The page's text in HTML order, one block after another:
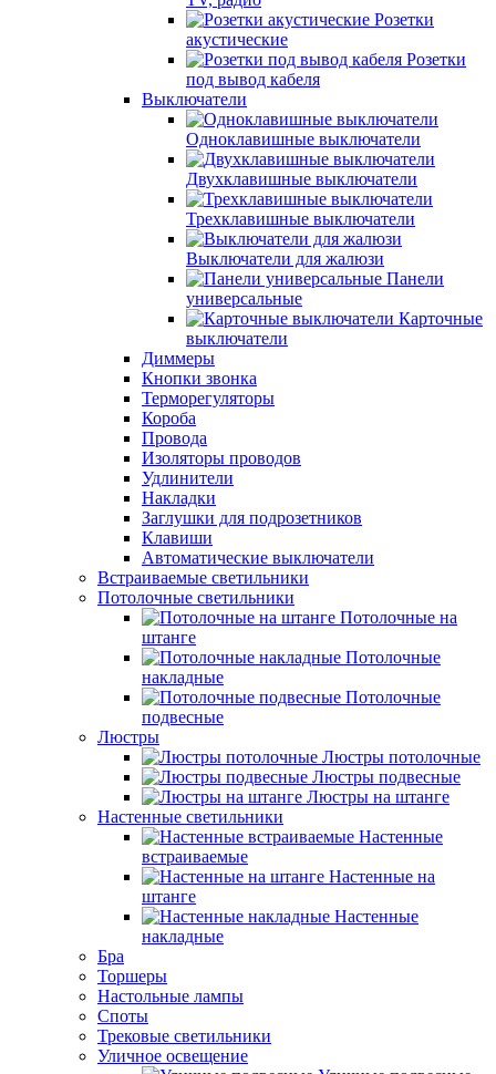
Розетки
акустические
Розетки
под вывод кабеля
Выключатели
Одноклавишные выключатели
Двухклавишные выключатели
Трехклавишные выключатели
Выключатели для жалюзи
Панели
универсальные
Карточные
выключатели
Диммеры
Кнопки звонка
Терморегуляторы
Короба
Провода
Изоляторы проводов
Удлинители
Накладки
Заглушки для подрозетников
Клавиши
Автоматические выключатели
Встраиваемые светильники
Потолочные светильники
Потолочные на
штанге
Потолочные
накладные
Потолочные
подвесные
Люстры
Люстры потолочные
Люстры подвесные
Люстры на штанге
Настенные светильники
Настенные
встраиваемые
Настенные на
штанге
Настенные
накладные
Бра
Торшеры
Настольные лампы
Споты
Трековые светильники
Уличное освещение